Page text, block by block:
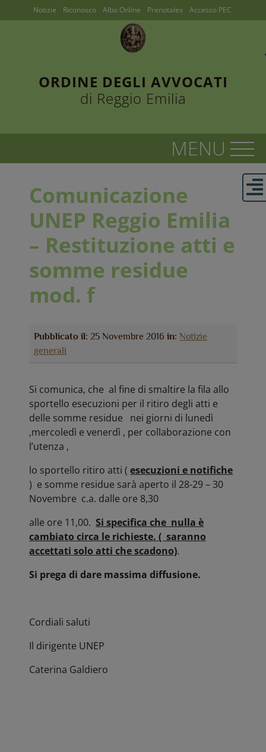
ORDINE DEGLI AVVOCATI
di Reggio Emilia
Notizie Riconosco Albo Online Prenotalex Accesso PEC
Comunicazione
UNEP Reggio Emilia
– Restituzione atti e
somme residue
mod. f
Pubblicato il: 25 Novembre 2016in: Notizie
generali
Si comunica, che al fine di smaltire la fila allo
sportello esecuzioni per il ritiro degli atti e
delle somme residue nei giorni di lunedì
,mercoledì e venerdì , per collaborazione con
l’utenza ,
lo sportello ritiro atti (esecuzioni e notifiche
) e somme residue sarà aperto il 28-29 – 30
Novembre c.a. dalle ore 8,30
alle ore 11,00.Si specifica che nulla è
cambiato circa le richieste. ( saranno
accettati solo atti che scadono).
Si prega di dare massima diffusione.
Cordiali saluti
Il dirigente UNEP
Caterina Galdiero